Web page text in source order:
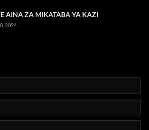
AINA ZA MIKATABA YA KAZI
2024